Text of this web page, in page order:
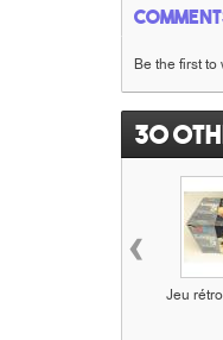
Be the first to
30
Jeu
‹